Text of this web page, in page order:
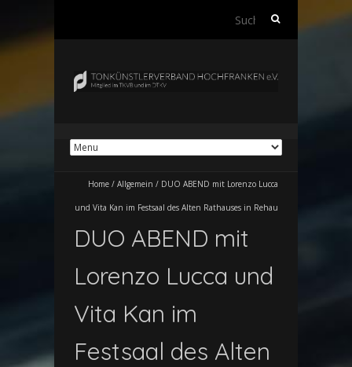
Suchen
Home / Allgemein / DUO ABEND mit Lorenzo Lucca
und Vita Kan im Festsaal des Alten Rathauses in Rehau
DUO ABEND mit
Lorenzo Lucca und
Vita Kan im
Festsaal des Alten